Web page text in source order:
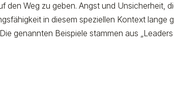
den Weg zu geben. Angst und Unsicherheit,
in diesem speziellen Kontext lange
genannten Beispiele stammen aus